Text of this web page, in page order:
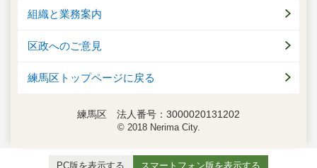
組織と業務案内
区政へのご意見
練馬区トップページに戻る
練馬区 法人番号：3000020131202
© 2018 Nerima City.
PC版を表示する スマートフォン版を表示する